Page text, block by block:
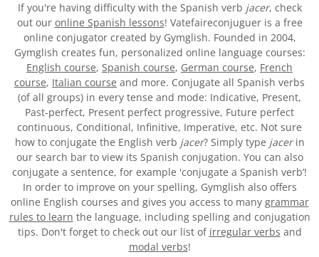
If you're having difficulty with the Spanish verb jacer, check
out our online Spanish lessons! Vatefaireconjuguer is a free
online conjugator created by Gymglish. Founded in 2004,
Gymglish creates fun, personalized online language courses:
English course, Spanish course, German course, French
course, Italian course and more. Conjugate all Spanish verbs
(of all groups) in every tense and mode: Indicative, Present,
Past-perfect, Present perfect progressive, Future perfect
continuous, Conditional, Infinitive, Imperative, etc. Not sure
how to conjugate the English verb jacer? Simply type jacerin
our search bar to view its Spanish conjugation. You can also
conjugate a sentence, for example 'conjugate a Spanish verb’!
In order to improve on your spelling, Gymglish also offers
online English courses and gives you access to many grammar
rules to learn the language, including spelling and conjugation
tips. Don't forget to check out our list of irregular verbs and
modal verbs!